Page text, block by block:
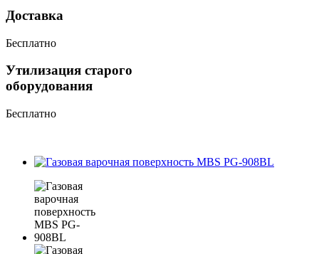
Доставка
Бесплатно
Утилизация старого
оборудования
Бесплатно